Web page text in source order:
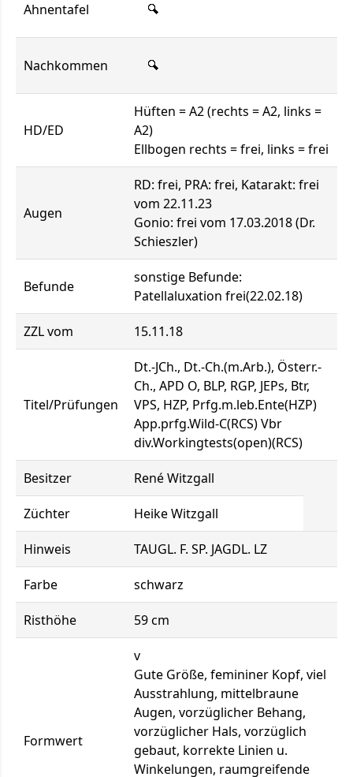
Ahnentafel
Nachkommen
HD/ED
Hüften = A2 (rechts = A2, links =
A2)
Ellbogen rechts = frei, links = frei
Augen
RD: frei, PRA: frei, Katarakt: frei
vom 22.11.23
Gonio: frei vom 17.03.2018 (Dr.
Schieszler)
Befunde
sonstige Befunde:
Patellaluxation frei(22.02.18)
ZZL vom 15.11.18
Titel/Prüfungen
Dt.-JCh., Dt.-Ch.(m.Arb.), Österr.-
Ch., APD O, BLP, RGP, JEPs, Btr,
VPS, HZP, Prfg.m.leb.Ente(HZP)
App.prfg.Wild-C(RCS) Vbr
div.Workingtests(open)(RCS)
Besitzer René Witzgall
Züchter Heike Witzgall
Hinweis TAUGL. F. SP. JAGDL. LZ
Farbe schwarz
Risthöhe 59 cm
Formwert
v
Gute Größe, femininer Kopf, viel
Ausstrahlung, mittelbraune
Augen, vorzüglicher Behang,
vorzüglicher Hals, vorzüglich
gebaut, korrekte Linien u.
Winkelungen, raumgreifende